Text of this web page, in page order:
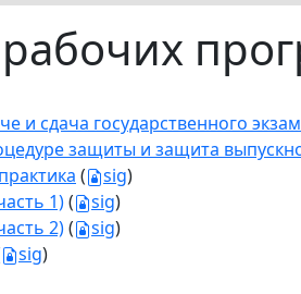
и сдача государственного
защиты и защита
( sig)
1)( sig)
2)( sig)
sig)